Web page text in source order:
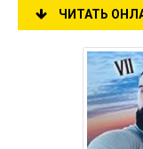
ЧИТАТЬ